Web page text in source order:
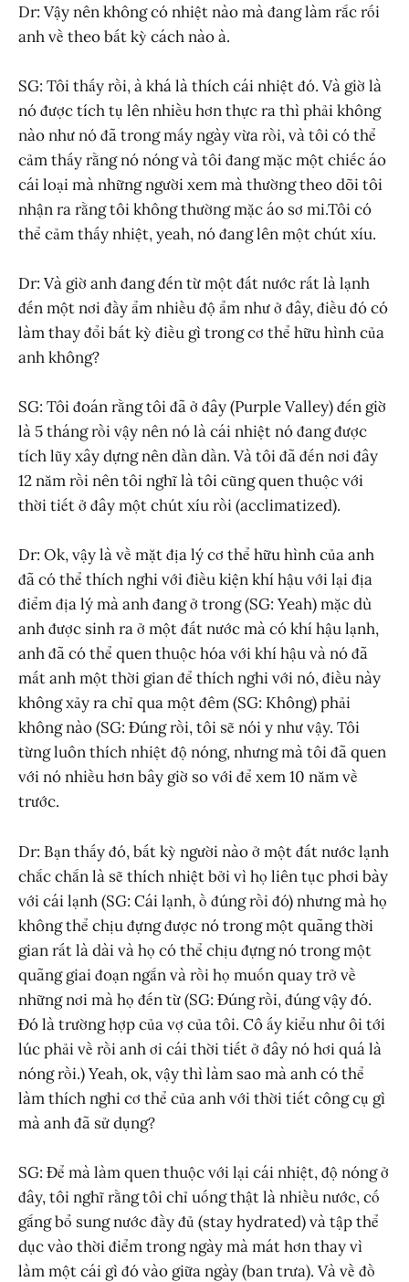
Dr: Vậy nên không có nhiệt nào mà đang làm rắc rối
anh về theo bất kỳ cách nào à.
SG: Tôi thấy rồi, à khá là thích cái nhiệt đó. Và giờ là
nó được tích tụ lên nhiều hơn thực ra thì phải không
nào như nó đã trong mấy ngày vừa rồi, và tôi có thể
cảm thấy rằng nó nóng và tôi đang mặc một chiếc áo
cái loại mà những người xem mà thường theo dõi tôi
nhận ra rằng tôi không thường mặc áo sơ mi.Tôi có
thể cảm thấy nhiệt, yeah, nó đang lên một chút xíu.
Dr: Và giờ anh đang đến từ một đất nước rất là lạnh
đến một nơi đầy ẩm nhiều độ ẩm như ở đây, điều đó có
làm thay đổi bất kỳ điều gì trong cơ thể hữu hình của
anh không?
SG: Tôi đoán rằng tôi đã ở đây (Purple Valley) đến giờ
là 5 tháng rồi vậy nên nó là cái nhiệt nó đang được
tích lũy xây dựng nên dần dần. Và tôi đã đến nơi đây
12 năm rồi nên tôi nghĩ là tôi cũng quen thuộc với
thời tiết ở đây một chút xíu rồi (acclimatized).
Dr: Ok, vậy là về mặt địa lý cơ thể hữu hình của anh
đã có thể thích nghi với điều kiện khí hậu với lại địa
điểm địa lý mà anh đang ở trong (SG: Yeah) mặc dù
anh được sinh ra ở một đất nước mà có khí hậu lạnh,
anh đã có thể quen thuộc hóa với khí hậu và nó đã
mất anh một thời gian để thích nghi với nó, điều này
không xảy ra chỉ qua một đêm (SG: Không) phải
không nào (SG: Đúng rồi, tôi sẽ nói y như vậy. Tôi
từng luôn thích nhiệt độ nóng, nhưng mà tôi đã quen
với nó nhiều hơn bây giờ so với để xem 10 năm về
trước.
Dr: Bạn thấy đó, bất kỳ người nào ở một đất nước lạnh
chắc chắn là sẽ thích nhiệt bởi vì họ liên tục phơi bày
với cái lạnh (SG: Cái lạnh, ồ đúng rồi đó) nhưng mà họ
không thể chịu đựng được nó trong một quãng thời
gian rất là dài và họ có thể chịu đựng nó trong một
quãng giai đoạn ngắn và rồi họ muốn quay trở về
những nơi mà họ đến từ (SG: Đúng rồi, đúng vậy đó.
Đó là trường hợp của vợ của tôi. Cô ấy kiểu như ôi tới
lúc phải về rồi anh ơi cái thời tiết ở đây nó hơi quá là
nóng rồi.) Yeah, ok, vậy thì làm sao mà anh có thể
làm thích nghi cơ thể của anh với thời tiết công cụ gì
mà anh đã sử dụng?
SG: Để mà làm quen thuộc với lại cái nhiệt, độ nóng ở
đây, tôi nghĩ rằng tôi chỉ uống thật là nhiều nước, cố
gắng bổ sung nước đầy đủ (stay hydrated) và tập thể
dục vào thời điểm trong ngày mà mát hơn thay vì
làm một cái gì đó vào giữa ngày (ban trưa). Và về đồ